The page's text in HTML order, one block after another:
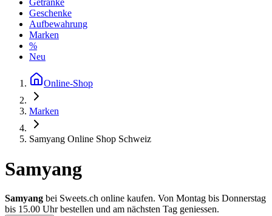
Getränke
Geschenke
Aufbewahrung
Marken
%
Neu
Online-Shop
Marken
Samyang Online Shop Schweiz
Samyang
Samyang bei Sweets.ch online kaufen. Von Montag bis Donnerstag
bis 15.00 Uhr bestellen und am nächsten Tag geniessen.